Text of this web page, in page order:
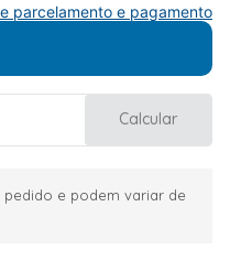
parcelamento e pagamento
Calcular
e podem variar de